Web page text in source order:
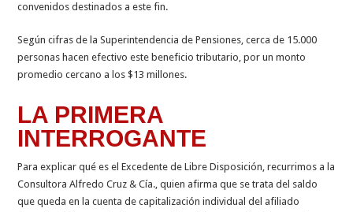
convenidos destinados a este fin.
Según cifras de la Superintendencia de Pensiones, cerca de 15.000
personas hacen efectivo este beneficio tributario, por un monto
promedio cercano a los $13 millones.
LA PRIMERA
INTERROGANTE
Para explicar qué es el Excedente de Libre Disposición, recurrimos a la
Con­sultora Alfredo Cruz & Cía., quien afirma que se trata del saldo
que queda en la cuenta de capitalización individual del afiliado